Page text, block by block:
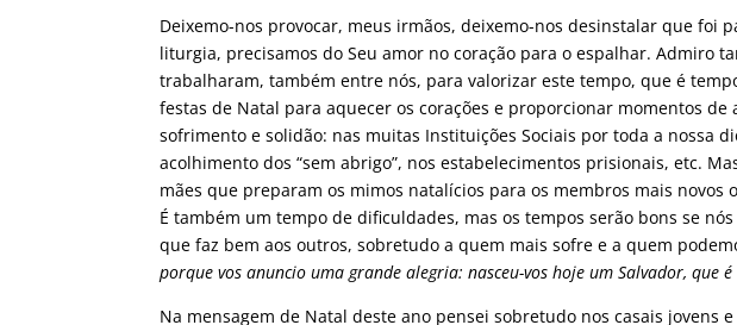
Deixemo-nos provocar, meus irmãos, deixemo-nos desinstalar que foi
liturgia, precisamos do Seu amor no coração para o espalhar. Admiro
trabalharam, também entre nós, para valorizar este tempo, que é
festas de Natal para aquecer os corações e proporcionar momentos
sofrimento e solidão: nas muitas Instituições Sociais por toda a nossa
acolhimento dos “sem abrigo”, nos estabelecimentos prisionais, etc.
mães que preparam os mimos natalícios para os membros mais novos
É também um tempo de dificuldades, mas os tempos serão bons se
que faz bem aos outros, sobretudo a quem mais sofre e a quem
porque vos anuncio uma grande alegria: nasceu-vos hoje um Salvador, que
Na mensagem de Natal deste ano pensei sobretudo nos casais jovens